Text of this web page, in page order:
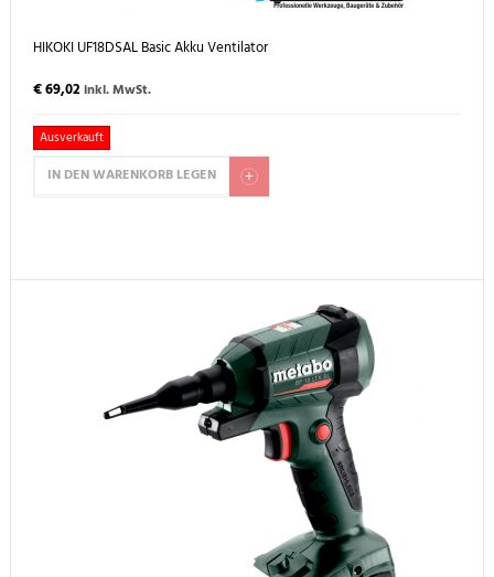
HIKOKI UF18DSAL Basic Akku Ventilator
€ 69,02 inkl. MwSt.
Ausverkauft
IN DEN WARENKORB LEGEN